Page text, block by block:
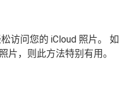
访问您的 iCloud 照片。 如
片，则此方法特别有用。